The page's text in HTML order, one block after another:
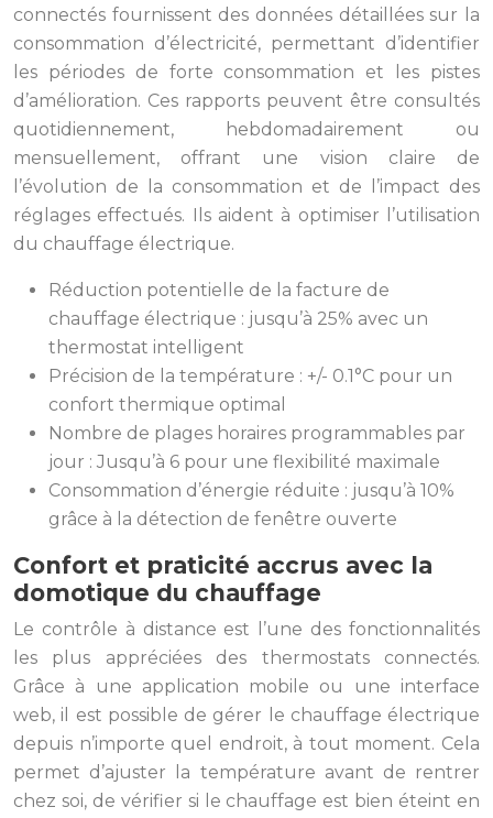
connectés fournissent des données détaillées sur la
consommation d’électricité, permettant d’identifier
les périodes de forte consommation et les pistes
d’amélioration. Ces rapports peuvent être consultés
quotidiennement, hebdomadairement ou
mensuellement, offrant une vision claire de
l’évolution de la consommation et de l’impact des
réglages effectués. Ils aident à optimiser l’utilisation
du chauffage électrique.
Réduction potentielle de la facture de
chauffage électrique : jusqu’à 25% avec un
thermostat intelligent
Précision de la température : +/- 0.1°C pour un
confort thermique optimal
Nombre de plages horaires programmables par
jour : Jusqu’à 6 pour une flexibilité maximale
Consommation d’énergie réduite : jusqu’à 10%
grâce à la détection de fenêtre ouverte
Confort et praticité accrus avec la
domotique du chauffage
Le contrôle à distance est l’une des fonctionnalités
les plus appréciées des thermostats connectés.
Grâce à une application mobile ou une interface
web, il est possible de gérer le chauffage électrique
depuis n’importe quel endroit, à tout moment. Cela
permet d’ajuster la température avant de rentrer
chez soi, de vérifier si le chauffage est bien éteint en